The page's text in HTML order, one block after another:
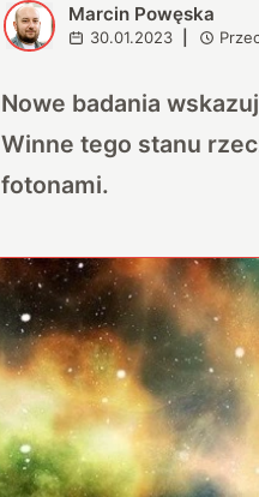
M Marcin Powęska
30.01.2023
Nowe badania
Winne tego stanu
fotonami.